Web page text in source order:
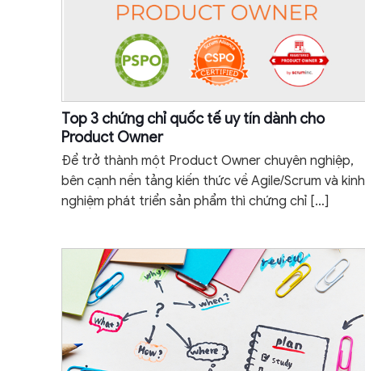
Top 3 chứng chỉ quốc tế uy tín dành cho
Product Owner
Để trở thành một Product Owner chuyên nghiệp,
bên cạnh nền tảng kiến thức về Agile/Scrum và kinh
nghiệm phát triển sản phẩm thì chứng chỉ […]